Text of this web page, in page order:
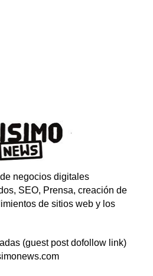
negocios digitales
SEO, Prensa, creación de
de sitios web y los
(guest post dofollow link)